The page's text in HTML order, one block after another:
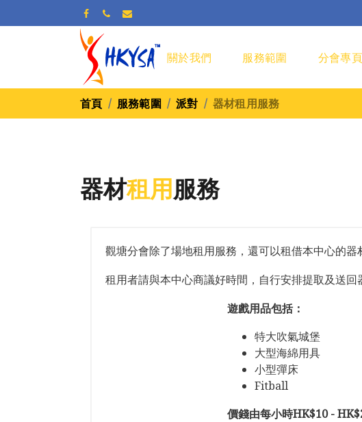
關於我們 服務範圍 分會專頁
首頁 服務範圍 派對 器材租用服務
器材租用服務
觀塘分會除了場地租用服務，還可以租借本中心的器
租用者請與本中心商議好時間，自行安排提取及送回
遊戲用品包括：
特大吹氣城堡
大型海綿用具
小型彈床
Fitball
價錢由每小時HK$10 -